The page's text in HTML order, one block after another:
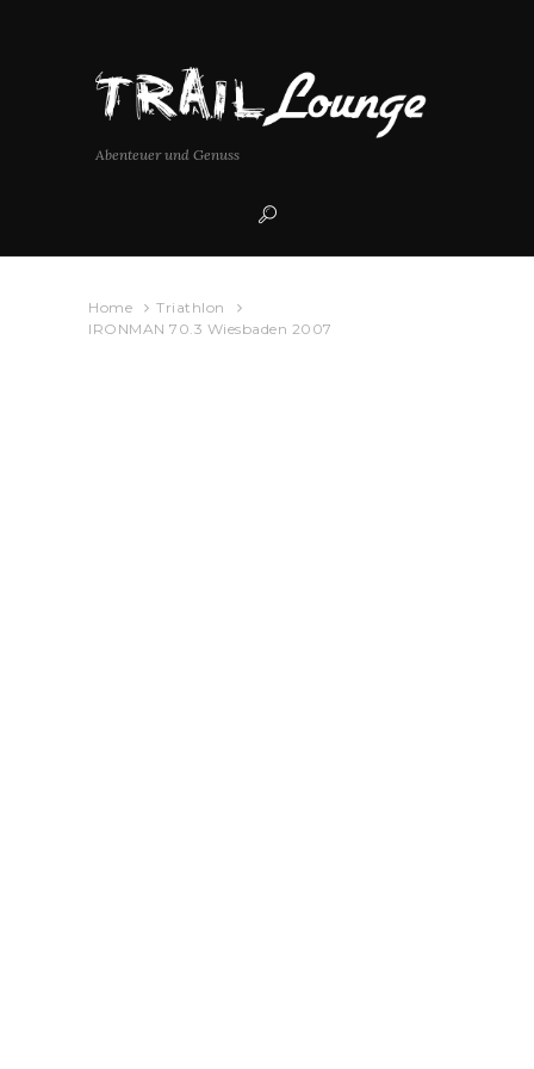
Abenteuer und Genuss
Home
Triathlon
IRONMAN 70.3 Wiesbaden 2007